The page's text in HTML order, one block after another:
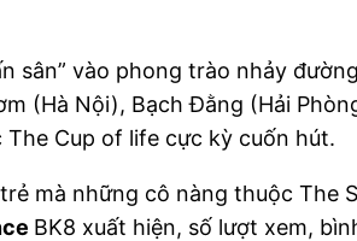
sân” vào phong trào nhảy
(Hà Nội), Bạch Đằng (Hải
Cup of life cực kỳ cuốn hút.
mà những cô nàng thuộc The
BK8 xuất hiện, số lượt xem,